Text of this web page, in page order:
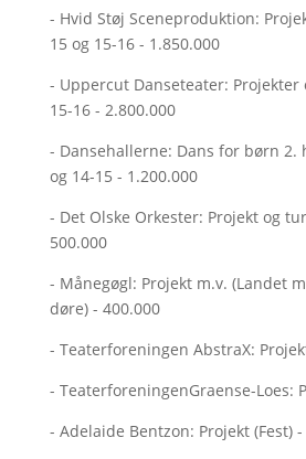
- Hvid Støj Sceneproduktion:
15 og 15-16 - 1.850.000
- Uppercut Danseteater: Projekter
15-16 - 2.800.000
- Dansehallerne: Dans for børn 2.
og 14-15 - 1.200.000
- Det Olske Orkester: Projekt og
500.000
- Månegøgl: Projekt m.v. (Landet
døre) - 400.000
- Teaterforeningen AbstraX:
- TeaterforeningenGraense-Loes:
- Adelaide Bentzon: Projekt (Fest)